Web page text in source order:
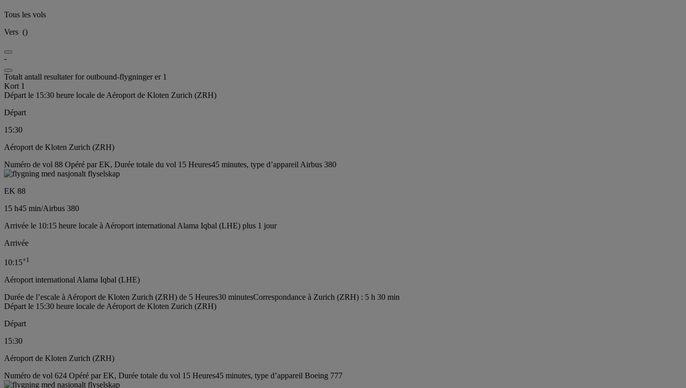
Tous les vols
Vers ()
-
Totalt antall resultater for outbound-flygninger er 1
Kort 1
Départ le 15:30 heure locale de Aéroport de Kloten Zurich (ZRH)
Départ
15:30
Aéroport de Kloten Zurich (ZRH)
Numéro de vol 88 Opéré par EK, Durée totale du vol 15 Heures45 minutes, type d’appareil Airbus 380
EK 88
15 h45 min/Airbus 380
Arrivée le 10:15 heure locale à Aéroport international Alama Iqbal (LHE) plus 1 jour
Arrivée
10:15+1
Aéroport international Alama Iqbal (LHE)
Durée de l’escale à Aéroport de Kloten Zurich (ZRH) de 5 Heures30 minutesCorrespondance à Zurich (ZRH) : 5 h 30 min
Départ le 15:30 heure locale de Aéroport de Kloten Zurich (ZRH)
Départ
15:30
Aéroport de Kloten Zurich (ZRH)
Numéro de vol 624 Opéré par EK, Durée totale du vol 15 Heures45 minutes, type d’appareil Boeing 777